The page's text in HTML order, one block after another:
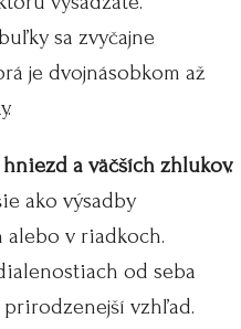
sa zvyčajne
je dvojnásobkom až
a väčších zhlukov.
ako výsadby
alebo v riadkoch.
od seba
vzhľad.